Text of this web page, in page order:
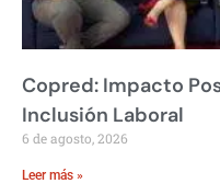
Copred: Impacto
Inclusión Laboral
6 de agosto, 2026
Leer más »